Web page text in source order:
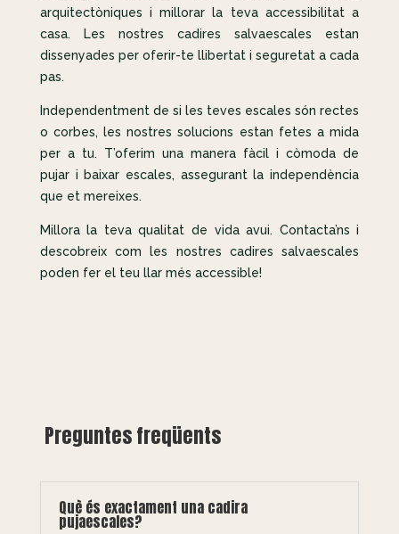
arquitectòniques i millorar la teva accessibilitat a
casa. Les nostres cadires salvaescales estan
dissenyades per oferir-te llibertat i seguretat a cada
pas.
Independentment de si les teves escales són rectes
o corbes, les nostres solucions estan fetes a mida
per a tu. T’oferim una manera fàcil i còmoda de
pujar i baixar escales, assegurant la independència
que et mereixes.
Millora la teva qualitat de vida avui. Contacta’ns i
descobreix com les nostres cadires salvaescales
poden fer el teu llar més accessible!
Preguntes freqüents
Què és exactament una cadira
pujaescales?